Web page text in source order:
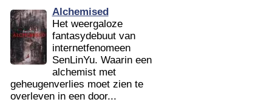
Alchemised
Het weergaloze
fantasydebuut van
internetfenomeen
SenLinYu. Waarin een
alchemist met
geheugenverlies moet zien te
overleven in een door...